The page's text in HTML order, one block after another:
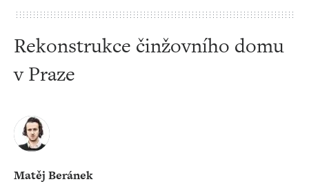
Rekonstrukce činžovního domu
v Praze
Matěj Beránek